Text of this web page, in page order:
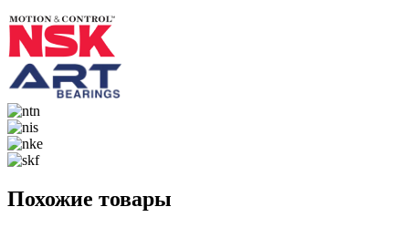
Похожие товары